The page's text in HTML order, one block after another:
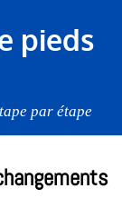
pieds
par étape